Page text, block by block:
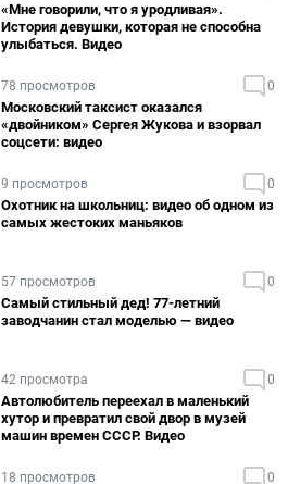
«Мне говорили, что я уродливая».
История девушки, которая не способна
улыбаться. Видео
78 просмотров 0
Московский таксист оказался
«двойником» Сергея Жукова и взорвал
соцсети: видео
9 просмотров 0
Охотник на школьниц: видео об одном из
самых жестоких маньяков
57 просмотров 0
Самый стильный дед! 77-летний
заводчанин стал моделью — видео
42 просмотра 0
Автолюбитель переехал в маленький
хутор и превратил свой двор в музей
машин времен СССР. Видео
18 просмотров 0